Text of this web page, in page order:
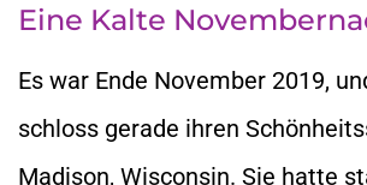
Eine Kalte
Es war Ende November 2019,
schloss gerade ihren
Madison, Wisconsin. Sie hatte